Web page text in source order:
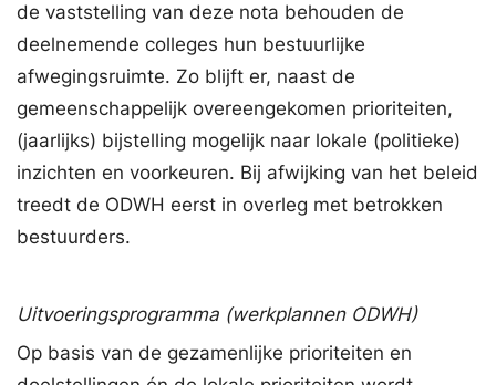
de vaststelling van deze nota behouden de
deelnemende colleges hun bestuurlijke
afwegingsruimte. Zo blijft er, naast de
gemeenschappelijk overeengekomen prioriteiten,
(jaarlijks) bijstelling mogelijk naar lokale (politieke)
inzichten en voorkeuren. Bij afwijking van het beleid
treedt de ODWH eerst in overleg met betrokken
bestuurders.
Uitvoeringsprogramma (werkplannen ODWH)
Op basis van de gezamenlijke prioriteiten en